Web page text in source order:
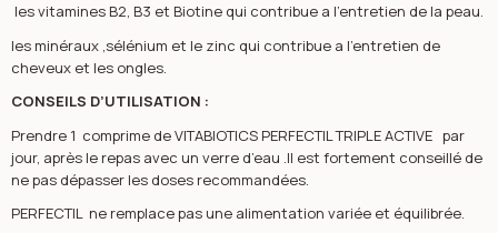
les vitamines B2, B3 et Biotine qui contribue a l’entretien de la peau.
les minéraux ,sélénium et le zinc qui contribue a l’entretien de
cheveux et les ongles.
CONSEILS D’UTILISATION :
Prendre 1 comprime de VITABIOTICS PERFECTIL TRIPLE ACTIVE par
jour, après le repas avec un verre d’eau .Il est fortement conseillé de
ne pas dépasser les doses recommandées.
PERFECTIL ne remplace pas une alimentation variée et équilibrée.